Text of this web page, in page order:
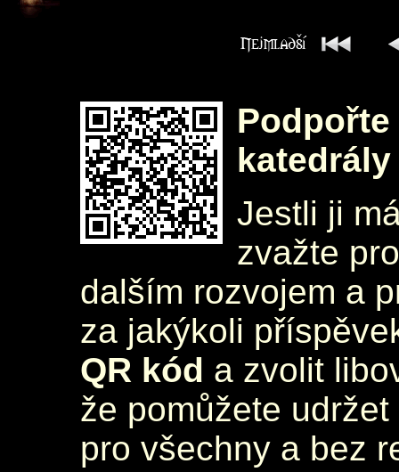
katedrály
Jestli ji
zvažte
dalším rozvojem a
za jakýkoli
QR kód a zvolit
že pomůžete
pro všechny a bez